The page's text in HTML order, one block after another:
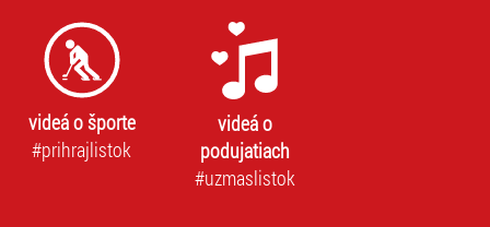
videá o športe
#prihrajlistok
videá o
podujatiach
#uzmaslistok